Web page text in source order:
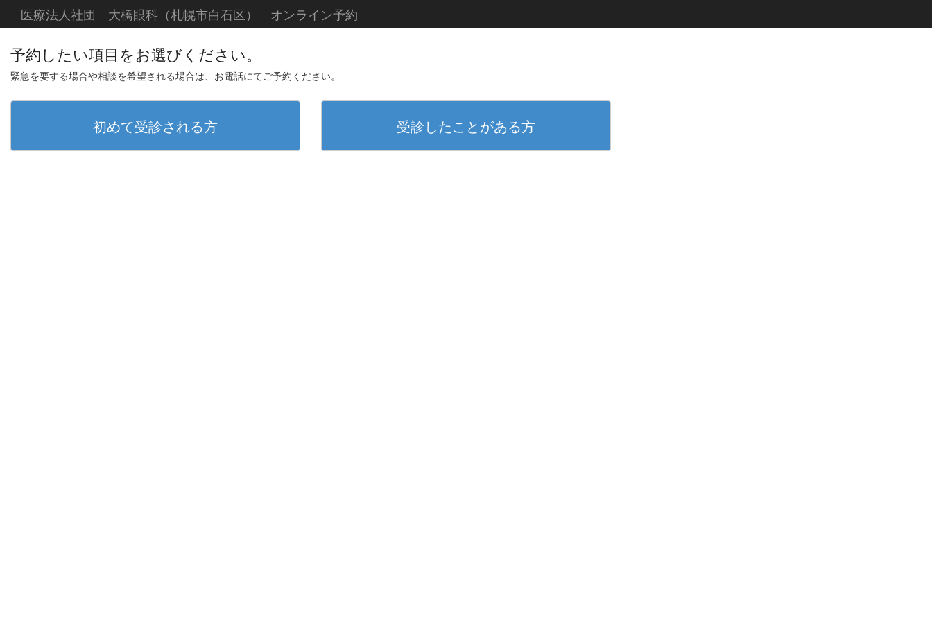
医療法人社団 大橋眼科（札幌市白石区） オンライン予約
予約したい項目をお選びください。
緊急を要する場合や相談を希望される場合は、お電話にてご予約ください。
初めて受診される方 受診したことがある方